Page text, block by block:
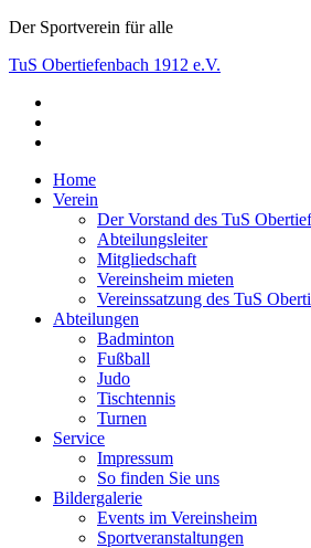
Skip
content
Der Sportverein für alle
TuS Obertiefenbach 1912 e.V.
Der Sportverein für alle
Home
Verein
Der Vorstand des TuS
Abteilungsleiter
Mitgliedschaft
Vereinsheim mieten
Vereinssatzung des TuS
Abteilungen
Badminton
Fußball
Judo
Tischtennis
Turnen
Service
Impressum
So finden Sie uns
Bildergalerie
Events im Vereinsheim
Sportveranstaltungen